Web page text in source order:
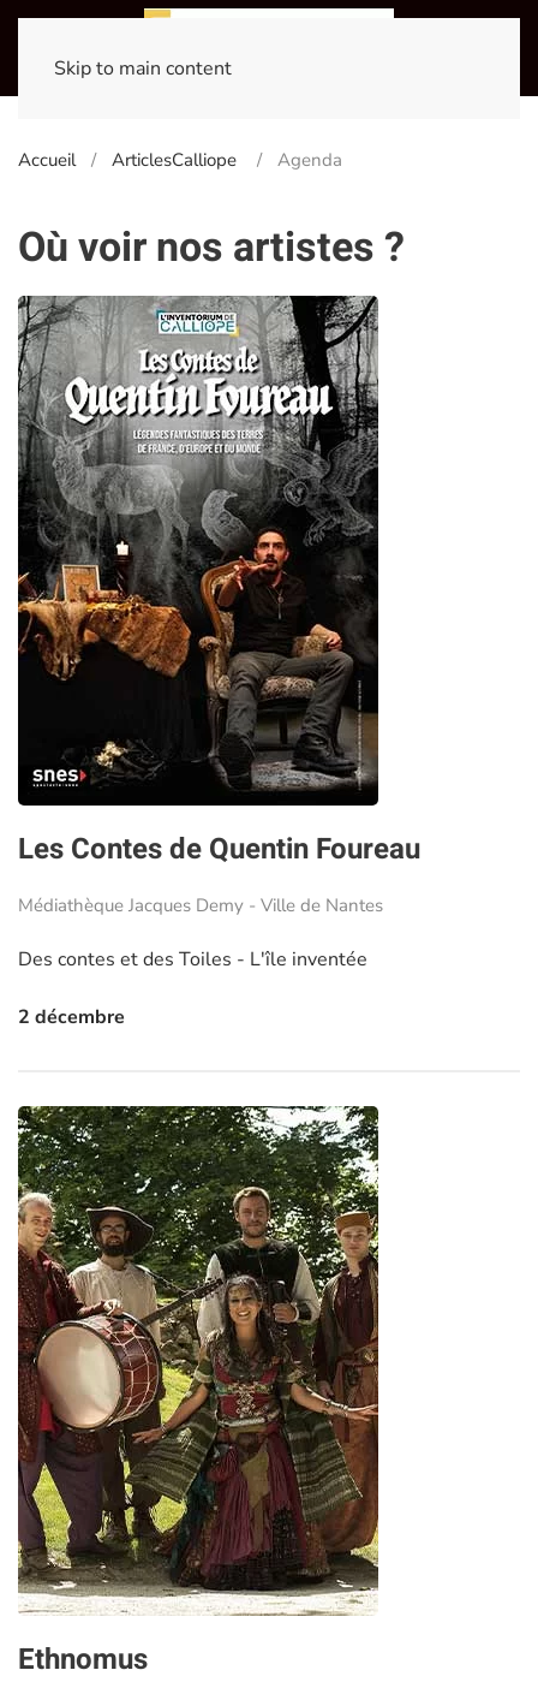
Skip to main content
Accueil ArticlesCalliope Agenda
Où voir nos artistes ?
Les Contes de Quentin Foureau
Médiathèque Jacques Demy - Ville de Nantes
Des contes et des Toiles - L'île inventée
2 décembre
Ethnomus